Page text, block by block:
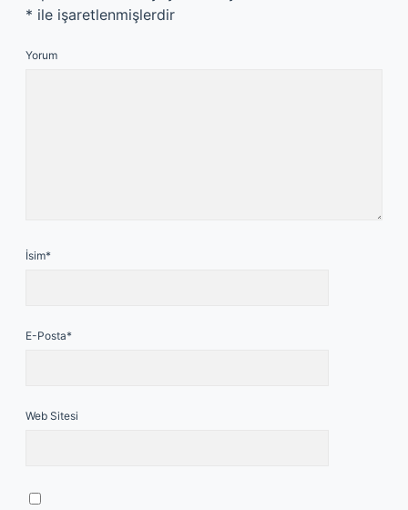
* ile işaretlenmişlerdir
Yorum
İsim*
E-Posta*
Web Sitesi